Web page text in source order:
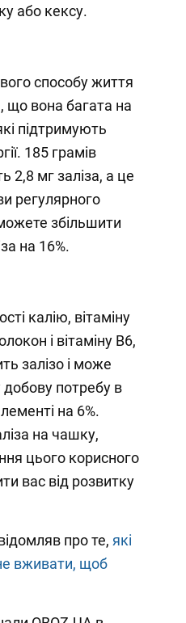
або кексу.
способу життя
що вона багата на
підтримують
185 грамів
2,8 мг заліза, а це
регулярного
збільшити
на 16%.
калію, вітаміну
і вітаміну В6,
залізо і може
потребу в
на 6%.
на чашку,
цього корисного
вас від розвитку
про те, які
вживати, щоб